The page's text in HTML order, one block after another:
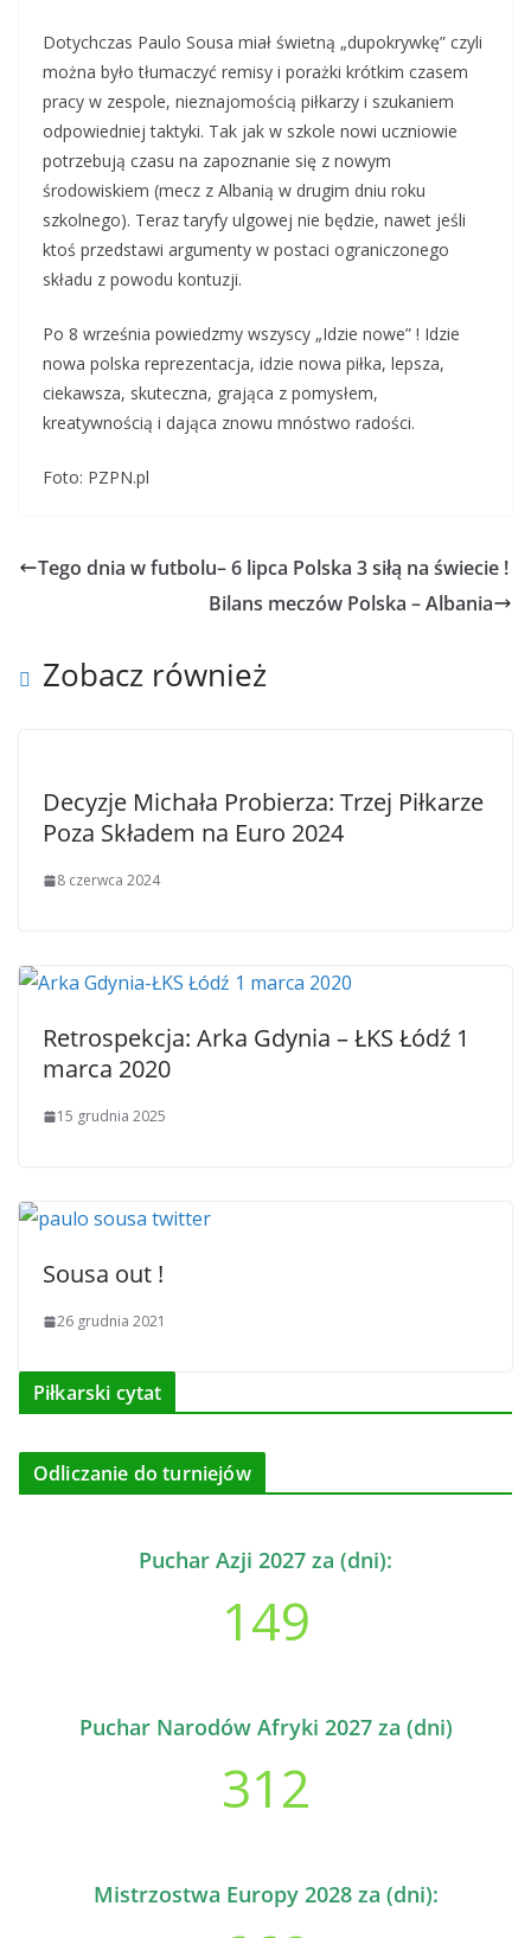
Dotychczas Paulo Sousa miał świetną „dupokrywkę” czyli
można było tłumaczyć remisy i porażki krótkim czasem
pracy w zespole, nieznajomością piłkarzy i szukaniem
odpowiedniej taktyki. Tak jak w szkole nowi uczniowie
potrzebują czasu na zapoznanie się z nowym
środowiskiem (mecz z Albanią w drugim dniu roku
szkolnego). Teraz taryfy ulgowej nie będzie, nawet jeśli
ktoś przedstawi argumenty w postaci ograniczonego
składu z powodu kontuzji.
Po 8 września powiedzmy wszyscy „Idzie nowe” ! Idzie
nowa polska reprezentacja, idzie nowa piłka, lepsza,
ciekawsza, skuteczna, grająca z pomysłem,
kreatywnością i dająca znowu mnóstwo radości.
Foto: PZPN.pl
Tego dnia w futbolu– 6 lipca Polska 3 siłą na świecie !
Bilans meczów Polska – Albania
Zobacz również
Decyzje Michała Probierza: Trzej Piłkarze
Poza Składem na Euro 2024
8 czerwca 2024
Retrospekcja: Arka Gdynia – ŁKS Łódź 1
marca 2020
15 grudnia 2025
Sousa out !
26 grudnia 2021
Piłkarski cytat
Odliczanie do turniejów
Puchar Azji 2027 za (dni):
149
Puchar Narodów Afryki 2027 za (dni)
312
Mistrzostwa Europy 2028 za (dni):